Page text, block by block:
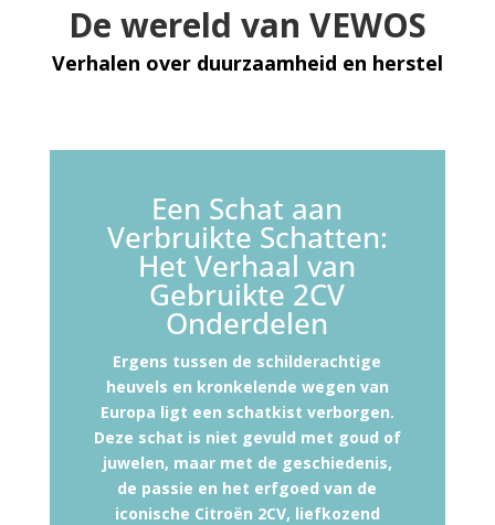
De wereld van VEWOS
Verhalen over duurzaamheid en herstel
Een Schat aan
Verbruikte Schatten:
Het Verhaal van
Gebruikte 2CV
Onderdelen
Ergens tussen de schilderachtige
heuvels en kronkelende wegen van
Europa ligt een schatkist verborgen.
Deze schat is niet gevuld met goud of
juwelen, maar met de geschiedenis,
de passie en het erfgoed van de
iconische Citroën 2CV, liefkozend